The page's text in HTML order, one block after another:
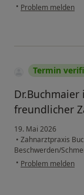
• Problem melden
Termin
freundlicher
19. Mai 2026
• Zahnarztpraxis
Beschwerden/
• Problem melden